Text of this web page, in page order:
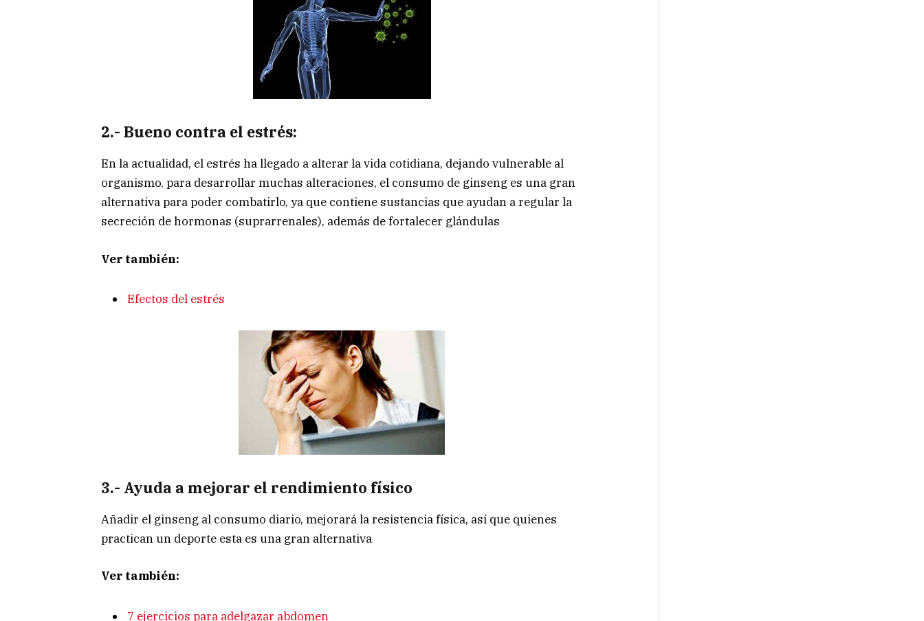
2.- Bueno contra el estrés:
En la actualidad, el estrés ha llegado a alterar la vida cotidiana, dejando vulnerable al
organismo, para desarrollar muchas alteraciones, el consumo de ginseng es una gran
alternativa para poder combatirlo, ya que contiene sustancias que ayudan a regular la
secreción de hormonas (suprarrenales), además de fortalecer glándulas
Ver también:
Efectos del estrés
3.- Ayuda a mejorar el rendimiento físico
Añadir el ginseng al consumo diario, mejorará la resistencia física, así que quienes
practican un deporte esta es una gran alternativa
Ver también:
7 ejercicios para adelgazar abdomen